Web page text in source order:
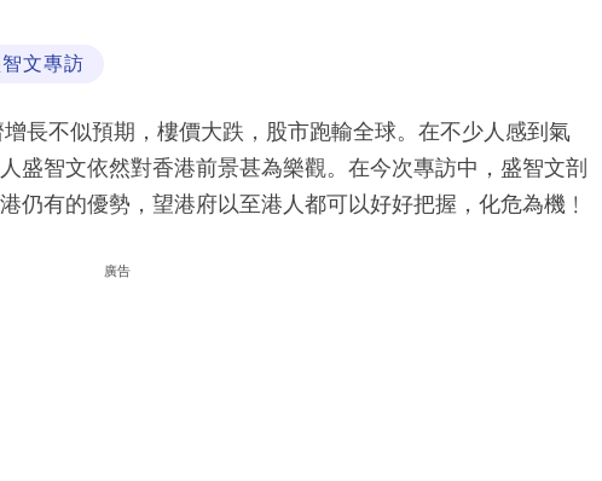
文專訪
長不似預期，樓價大跌，股市跑輸全球。在不少人感到氣
盛智文依然對香港前景甚為樂觀。在今次專訪中，盛智文剖
仍有的優勢，望港府以至港人都可以好好把握，化危為機﹗
廣告